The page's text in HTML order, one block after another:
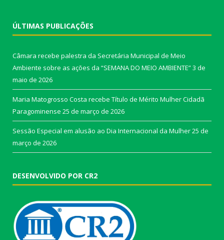
ÚLTIMAS PUBLICAÇÕES
Câmara recebe palestra da Secretária Municipal de Meio
Ambiente sobre as ações da “SEMANA DO MEIO AMBIENTE”3 de
maio de 2026
Maria Matogrosso Costa recebe Título de Mérito Mulher Cidadã
Paragominense 25 de março de 2026
Sessão Especial em alusão ao Dia Internacional da Mulher25 de
março de 2026
DESENVOLVIDO POR CR2